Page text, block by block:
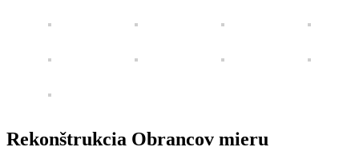
Rekonštrukcia Obrancov mieru